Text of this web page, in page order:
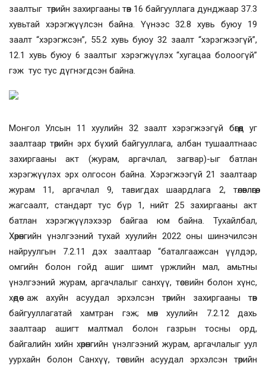
заалтыг төрийн захиргааны төв 16 байгууллага дунджаар 37.3
хувьтай хэрэгжүүлсэн байна. Үүнээс 32.8 хувь буюу 19
заалт “хэрэгжсэн”, 55.2 хувь буюу 32 заалт “хэрэгжээгүй”,
12.1 хувь буюу 6 заалтыг хэрэгжүүлэх “хугацаа болоогүй”
гэж тус тус дүгнэгдсэн байна.
Монгол Улсын 11 хуулийн 32 заалт хэрэгжээгүй бөгөөд уг
заалтаар төрийн эрх бүхий байгууллага, албан тушаалтнаас
захиргааны акт (журам, аргачлал, загвар)-ыг батлан
хэрэгжүүлэх эрх олгосон байна. Хэрэгжээгүй 21 заалтаар
журам 11, аргачлал 9, тавигдах шаардлага 2, төлөвлөгөө,
жагсаалт, стандарт тус бүр 1, нийт 25 захиргааны акт
батлан хэрэгжүүлэхээр байгаа юм байна. Тухайлбал,
Хөрөнгийн үнэлгээний тухай хуулийн 2022 оны шинэчилсэн
найруулгын 7.2.11 дэх заалтаар “баталгаажсан үүлдэр,
омгийн болон гойд ашиг шимт үржлийн мал, амьтны
үнэлгээний журам, аргачлалыг санхүү, төсвийн болон хүнс,
хөдөө аж ахуйн асуудал эрхэлсэн төрийн захиргааны төв
байгууллагатай хамтран гэж;мөн хуулийн 7.2.12 дахь
заалтаар ашигт малтмал болон газрын тосны орд,
байгалийн хийн хөрөнгийн үнэлгээний журам, аргачлалыг уул
уурхайн болон Санхүү, төсвийн асуудал эрхэлсэн төрийн